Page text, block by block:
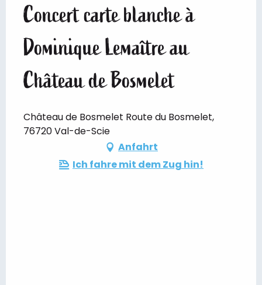
Concert carte blanche à
Dominique Lemaître au
Château de Bosmelet
Château de Bosmelet Route du Bosmelet,
76720 Val-de-Scie
Anfahrt
Ich fahre mit dem Zug hin!